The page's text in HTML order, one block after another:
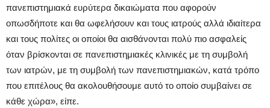
πανεπιστημιακά ευρύτερα δικαιώματα που αφορούν
οπωσδήποτε και θα ωφελήσουν και τους ιατρούς αλλά ιδιαίτερα
και τους πολίτες οι οποίοι θα αισθάνονται πολύ πιο ασφαλείς
όταν βρίσκονται σε πανεπιστημιακές κλινικές με τη συμβολή
των ιατρών, με τη συμβολή των πανεπιστημιακών, κατά τρόπο
που επιτέλους θα ακολουθήσουμε αυτό το οποίο συμβαίνει σε
κάθε χώρα», είπε.